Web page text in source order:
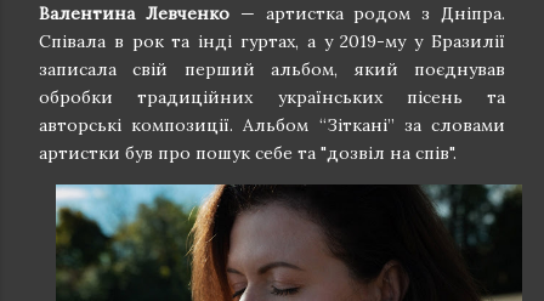
Валентина Левченко— артистка родом з Дніпра.
Співала в рок та інді гуртах, а у 2019-му у Бразилії
записала свій перший альбом, який поєднував
обробки традиційних українських пісень та
авторські композиції. Альбом “Зіткані” за словами
артистки був про пошук себе та "дозвіл на спів".